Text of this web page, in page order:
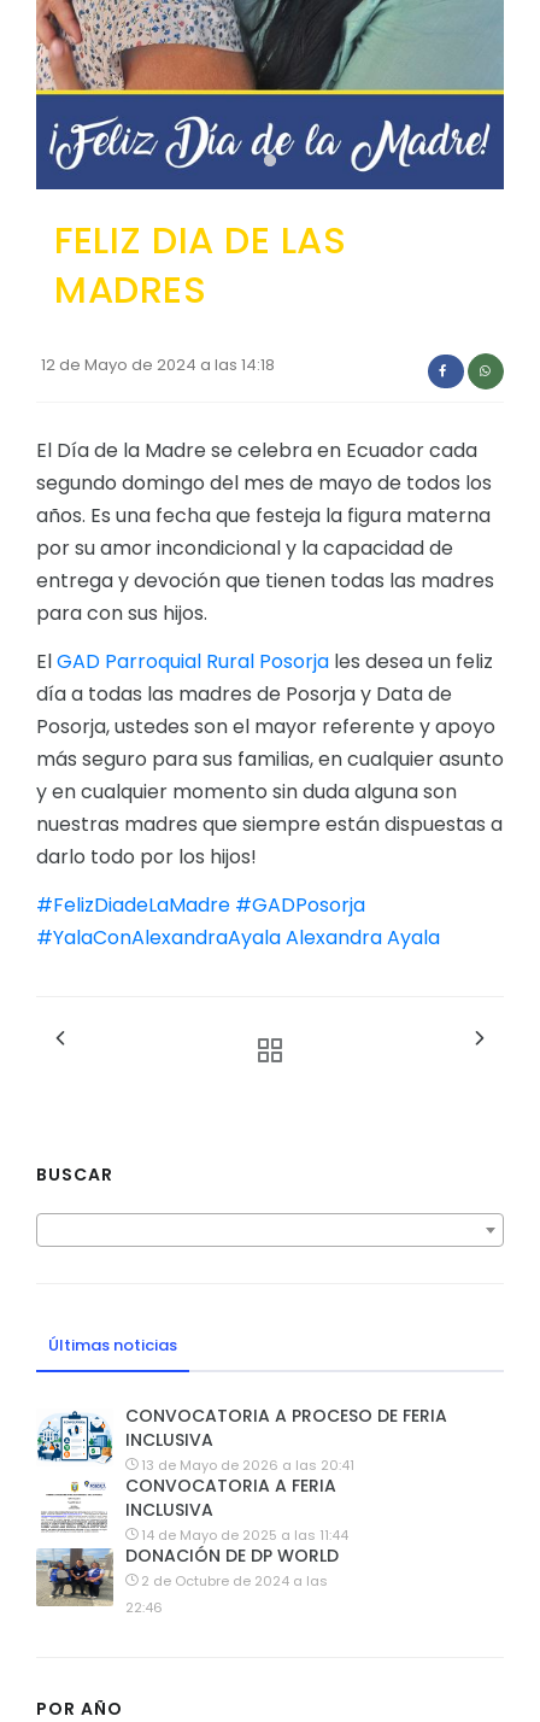
Convocatorias
GESTIÓN ADMINISTRATIVA
Plan de desarrollo y Ordenamiento Territorial -
Plan Anual Contratación - PAC
Convenios Institucionales
PRESUPUESTO: EJECUCIÓN Y REPORTES
Obras y proyectos
FELIZ DIA DE LAS
MADRES
12 de Mayo de 2024 a las 14:18
El Día de la Madre se celebra en Ecuador cada
segundo domingo del mes de mayo de todos los
años. Es una fecha que festeja la figura materna
por su amor incondicional y la capacidad de
entrega y devoción que tienen todas las madres
para con sus hijos.
ElGAD Parroquial Rural Posorja les desea un feliz
día a todas las madres de Posorja y Data de
Posorja, ustedes son el mayor referente y apoyo
más seguro para sus familias, en cualquier asunto
y en cualquier momento sin duda alguna son
nuestras madres que siempre están dispuestas a
darlo todo por los hijos!
#FelizDiadeLaMadre #GADPosorja
#YalaConAlexandraAyalaAlexandraAyala
BUSCAR
Últimas noticias
CONVOCATORIA A PROCESO DE FERIA
INCLUSIVA
13 de Mayo de 2026 a las 20:41
CONVOCATORIA A FERIA
INCLUSIVA
14 de Mayo de 2025 a las 11:44
DONACIÓN DE DP WORLD
2 de Octubre de 2024 a las
22:46
POR AÑO